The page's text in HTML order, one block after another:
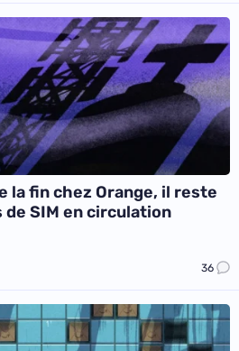
la fin chez Orange, il reste
SIM en circulation
36